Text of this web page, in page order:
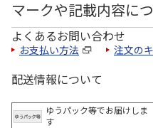
マークや記載内容に
よくあるお問い合わせ
お支払い方法 注文の
配送情報について
ゆうパック等でお届けしま
す